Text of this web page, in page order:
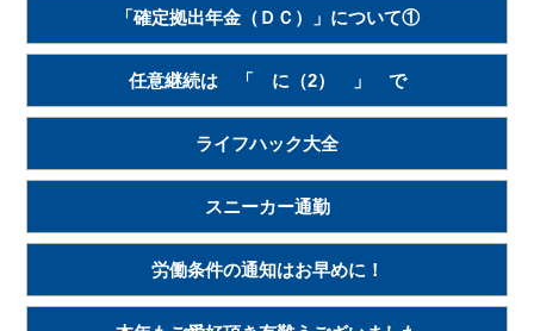
「確定拠出年金（ＤＣ）」について①
任意継続は 「 に（2） 」 で
ライフハック大全
スニーカー通勤
労働条件の通知はお早めに！